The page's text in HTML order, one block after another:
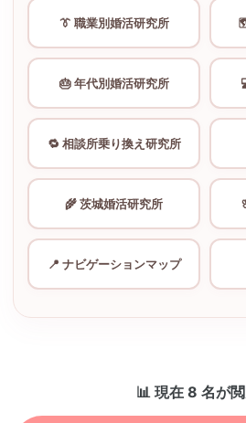
👔 職業別婚活研究所
🎂 年代別婚活研究所
🔁 相談所乗り換え研究所
🌾 茨城婚活研究所
📍 ナビゲーションマップ
📊 現在 8 名が